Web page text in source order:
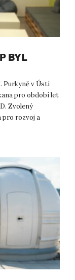
BYL
Purkyně v Ústí
pro období let
Zvolený
pro rozvoj a